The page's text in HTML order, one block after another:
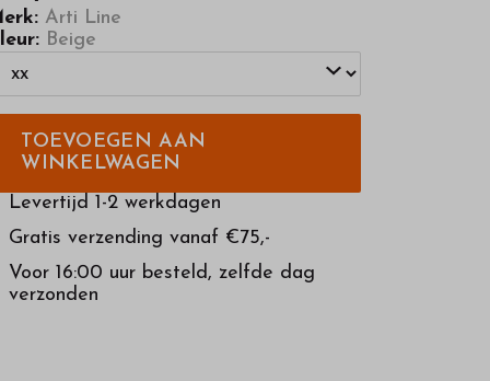
Arti Line
Beige
TOEVOEGEN AAN
WINKELWAGEN
Levertijd 1-2 werkdagen
Gratis verzending vanaf €75,-
Voor 16:00 uur besteld, zelfde dag
verzonden